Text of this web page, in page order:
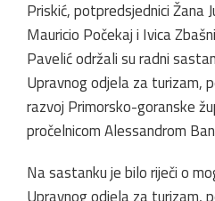
Priskić, potpredsjednici Žana
Mauricio Počekaj i Ivica
Pavelić održali su radni
Upravnog odjela za turizam,
razvoj Primorsko-goranske
pročelnicom Alessandrom
Na sastanku je bilo riječi o
Upravnog odjela za turizam,